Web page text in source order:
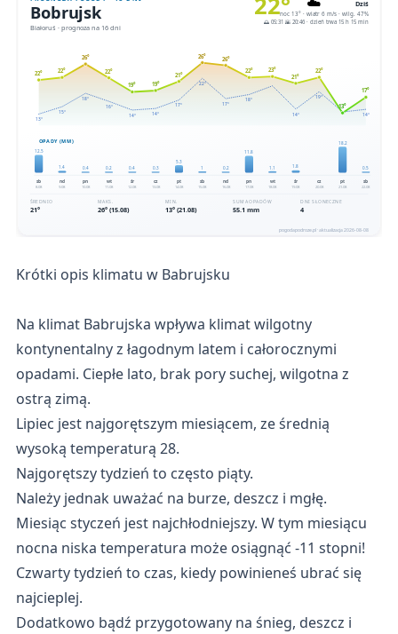
Krótki opis klimatu w Babrujsku
Na klimat Babrujska wpływa klimat wilgotny
kontynentalny z łagodnym latem i całorocznymi
opadami. Ciepłe lato, brak pory suchej, wilgotna z
ostrą zimą.
Lipiec jest najgorętszym miesiącem, ze średnią
wysoką temperaturą 28.
Najgorętszy tydzień to często piąty.
Należy jednak uważać na burze, deszcz i mgłę.
Miesiąc styczeń jest najchłodniejszy. W tym miesiącu
nocna niska temperatura może osiągnąć -11 stopni!
Czwarty tydzień to czas, kiedy powinieneś ubrać się
najcieplej.
Dodatkowo bądź przygotowany na śnieg, deszcz i